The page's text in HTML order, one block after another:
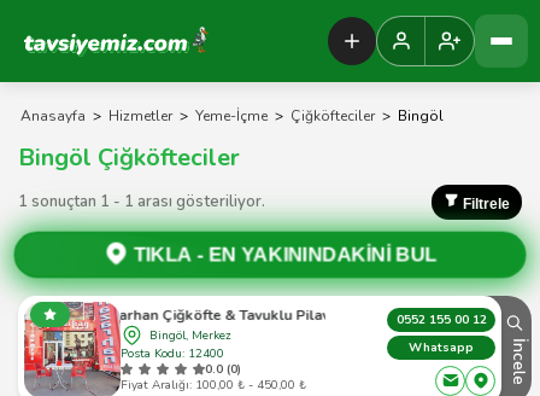
Tavsiyemiz Anasayfa
Anasayfa > Hizmetler > Yeme-İçme > Çiğköfteciler > Bingöl
Bingöl Çiğköfteciler
1 sonuçtan 1 - 1 arası gösteriliyor. Filtrele
TIKLA -EN YAKININDAKİNİ BUL
Hazarhan Çiğköfte & Tavuklu Pilav Bingöl
Bingöl, Merkez
Posta Kodu: 12400
0.0 (0)
Fiyat Aralığı: 100,00 ₺ - 450,00 ₺
0552 155 00 12
Whatsapp
İncele